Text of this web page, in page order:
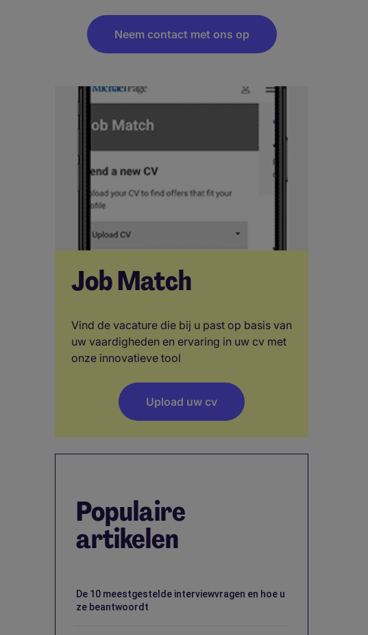
Neem contact met ons op
Job Match
Vind de vacature die bij u past op basis van
uw vaardigheden en ervaring in uw cv met
onze innovatieve tool
Upload uw cv
Populaire
artikelen
De 10 meestgestelde interviewvragen en hoe u
ze beantwoordt